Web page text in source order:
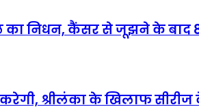
निधन, कैंसर से जूझने के बाद
श्रीलंका के खिलाफ